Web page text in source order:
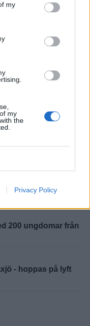
my
my
the
Privacy Policy
fortsätter i
200 ungdomar från
- hoppas på lyft